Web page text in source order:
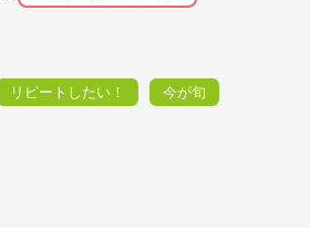
リピートしたい！ 今が旬